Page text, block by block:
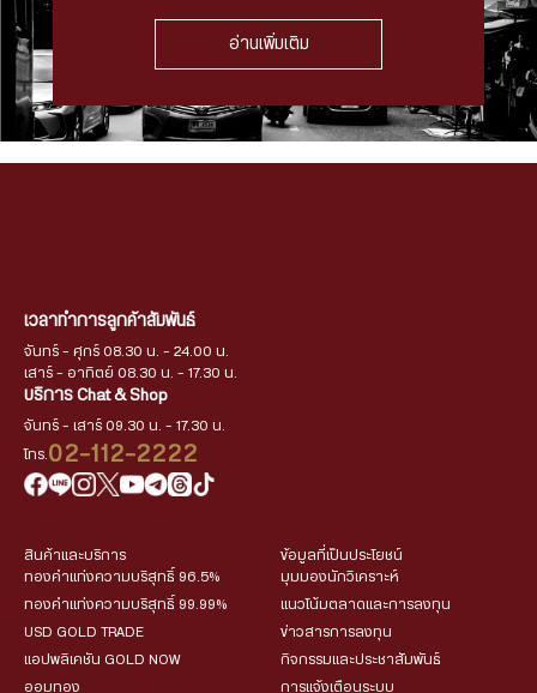
อ่านเพิ่มเติม
เวลาทำการลูกค้าสัมพันธ์
จันทร์ - ศุกร์ 08.30 น. - 24.00 น.
เสาร์ - อาทิตย์ 08.30 น. - 17.30 น.
บริการ Chat & Shop
จันทร์ - เสาร์ 09.30 น. - 17.30 น.
โทร. 02-112-2222
สินค้าและบริการ
ทองคำแท่งความบริสุทธิ์ 96.5%
ทองคำแท่งความบริสุทธิ์ 99.99%
USD GOLD TRADE
แอปพลิเคชัน GOLD NOW
ออมทอง
ข้อมูลที่เป็นประโยชน์
มุมมองนักวิเคราะห์
แนวโน้มตลาดและการลงทุน
ข่าวสารการลงทุน
กิจกรรมและประชาสัมพันธ์
การแจ้งเตือนระบบ